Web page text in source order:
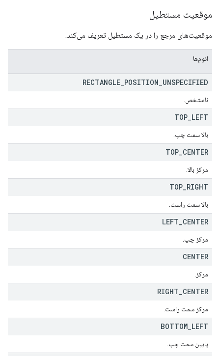
موقعیت مستطیل
موقعیت‌های مرجع را در یک مستطیل تعریف می‌کند.
انوم‌ها
RECTANGLE POSITION UNSPECIFIED
نامشخص.
TOP LEFT
بالا سمت چپ.
TOP CENTER
مرکز بالا.
TOP RIGHT
بالا سمت راست.
LEFT CENTER
مرکز چپ.
CENTER
مرکز.
RIGHT CENTER
مرکز سمت راست.
BOTTOM LEFT
پایین سمت چپ.